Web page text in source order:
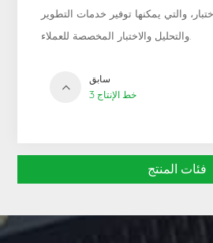
والتي يمكنها توفير خدمات التطوير
سابق
خط الإنتاج 3
فئات المنتج